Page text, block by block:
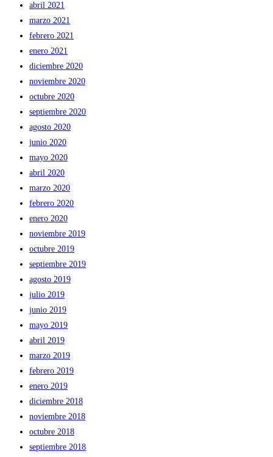
abril 2021
marzo 2021
febrero 2021
enero 2021
diciembre 2020
noviembre 2020
octubre 2020
septiembre 2020
agosto 2020
junio 2020
mayo 2020
abril 2020
marzo 2020
febrero 2020
enero 2020
noviembre 2019
octubre 2019
septiembre 2019
agosto 2019
julio 2019
junio 2019
mayo 2019
abril 2019
marzo 2019
febrero 2019
enero 2019
diciembre 2018
noviembre 2018
octubre 2018
septiembre 2018